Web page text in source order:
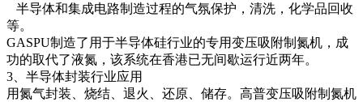
半导体和集成电路制造过程的气氛保护，清洗，化学品回收
等。
GASPU制造了用于半导体硅行业的专用变压吸附制氮机，成
功的取代了液氮，该系统在香港已无间歇运行近两年。
3、半导体封装行业应用
用氮气封装、烧结、退火、还原、储存。高普变压吸附制氮机